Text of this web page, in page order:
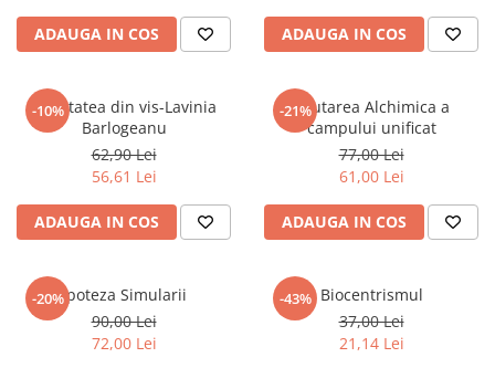
MedConnect
Medicina & Farmacie
Medicina Pentru Toti
SealfHealing
Terapii Alternative
Beletristica
Biografii, Memorii, Jurnale
Carti erotice
ADAUGA IN COS ADAUGA IN COS
-10%
Realitatea din vis-Lavinia
Barlogeanu
62,90 Lei
56,61 Lei
ADAUGA IN COS
-21%
Cautarea Alchimica a
campului unificat
77,00 Lei
61,00 Lei
ADAUGA IN COS
-20%Ipoteza Simularii
90,00 Lei
72,00 Lei
-43% Biocentrismul
37,00 Lei
21,14 Lei